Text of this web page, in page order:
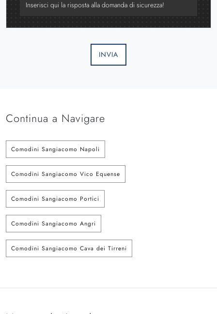
INVIA
Continua a Navigare
Comodini Sangiacomo Napoli
Comodini Sangiacomo Vico Equense
Comodini Sangiacomo Portici
Comodini Sangiacomo Angri
Comodini Sangiacomo Cava dei Tirreni